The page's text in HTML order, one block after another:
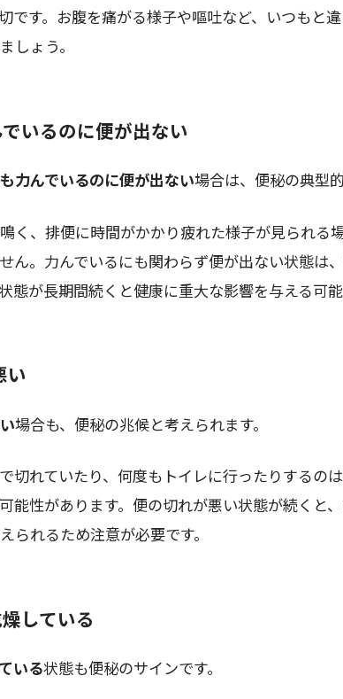
です。お腹を痛がる様子や嘔吐など、いつもと
しょう。
いるのに便が出ない
力んでいるのに便が出ない場合は、便秘の典型
く、排便に時間がかかり疲れた様子が見られる
ん。力んでいるにも関わらず便が出ない状態は
態が長期間続くと健康に重大な影響を与える可能
い
場合も、便秘の兆候と考えられます。
切れていたり、何度もトイレに行ったりするの
能性があります。便の切れが悪い状態が続くと
られるため注意が必要です。
している
いる状態も便秘のサインです。